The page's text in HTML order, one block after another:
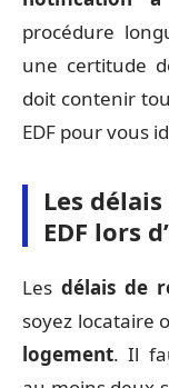
procédure
une certitude
doit contenir
EDF pour vous
Les
EDF lors
Lesdélais de
soyez locataire
logement. Il